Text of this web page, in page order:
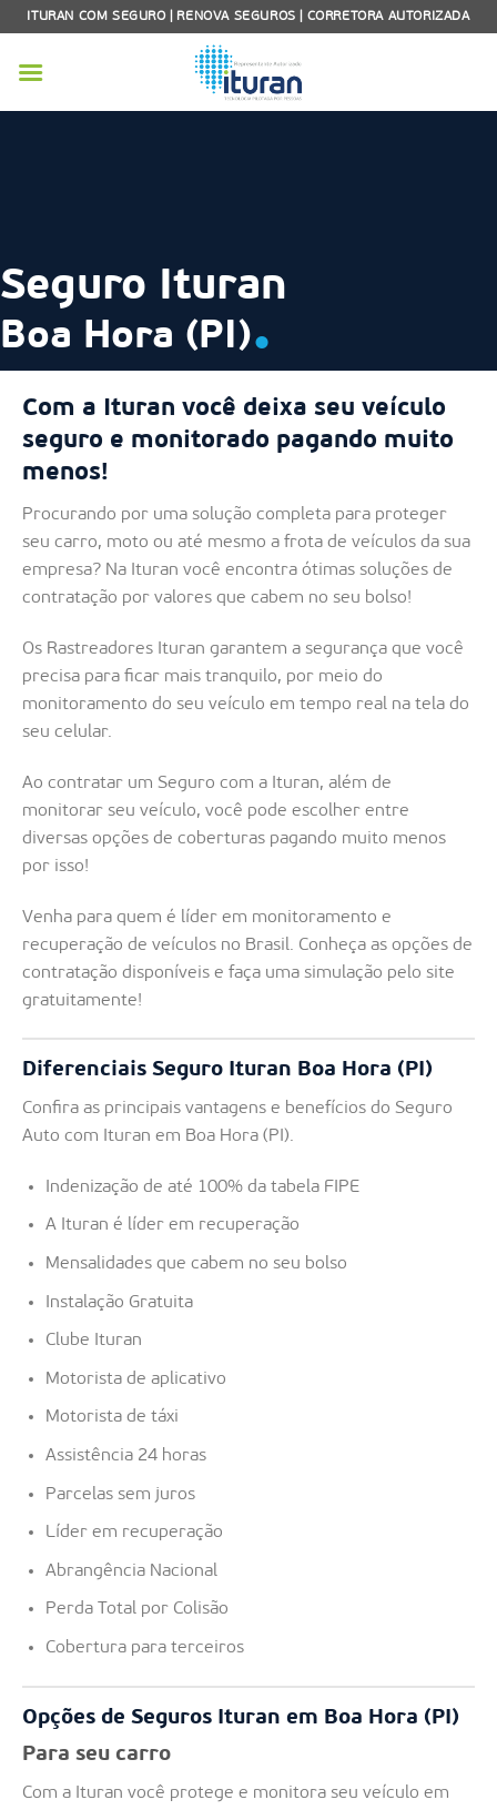
Skip
content
ITURAN COM SEGURO | RENOVA SEGUROS | CORRETORA AUTORIZADA
Seguro Ituran
Boa Hora (PI).
Com a Ituran você deixa seu veículo
seguro e monitorado pagando muito
menos!
Procurando por uma solução completa para proteger
seu carro, moto ou até mesmo a frota de veículos da sua
empresa? Na Ituran você encontra ótimas soluções de
contratação por valores que cabem no seu bolso!
Os Rastreadores Ituran garantem a segurança que você
precisa para ficar mais tranquilo, por meio do
monitoramento do seu veículo em tempo real na tela do
seu celular.
Ao contratar um Seguro com a Ituran, além de
monitorar seu veículo, você pode escolher entre
diversas opções de coberturas pagando muito menos
por isso!
Venha para quem é líder em monitoramento e
recuperação de veículos no Brasil. Conheça as opções de
contratação disponíveis e faça uma simulação pelo site
gratuitamente!
Diferenciais Seguro Ituran Boa Hora (PI)
Confira as principais vantagens e benefícios do Seguro
Auto com Ituran em Boa Hora (PI).
Indenização de até 100% da tabela FIPE
A Ituran é líder em recuperação
Mensalidades que cabem no seu bolso
Instalação Gratuita
Clube Ituran
Motorista de aplicativo
Motorista de táxi
Assistência 24 horas
Parcelas sem juros
Líder em recuperação
Abrangência Nacional
Perda Total por Colisão
Cobertura para terceiros
Opções de Seguros Ituran em Boa Hora (PI)
Para seu carro
Com a Ituran você protege e monitora seu veículo em